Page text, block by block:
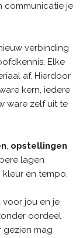
communicatie je
verbinding
Elke
af. Hierdoor
kern, iedere
ware zelf uit te
, opstellingen
lagen
en tempo,
voor jou en je
oordeel
gezien mag